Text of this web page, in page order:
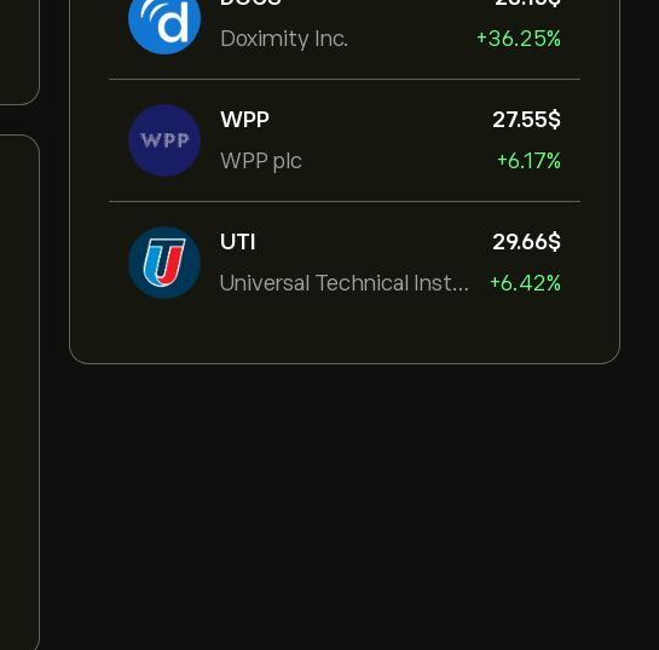
Doximity Inc.
+36.25%
WPP
WPP plc
27.55‎$‎
+6.17%
UTI
Universal Technical Institut
29.66‎$‎
+6.42%